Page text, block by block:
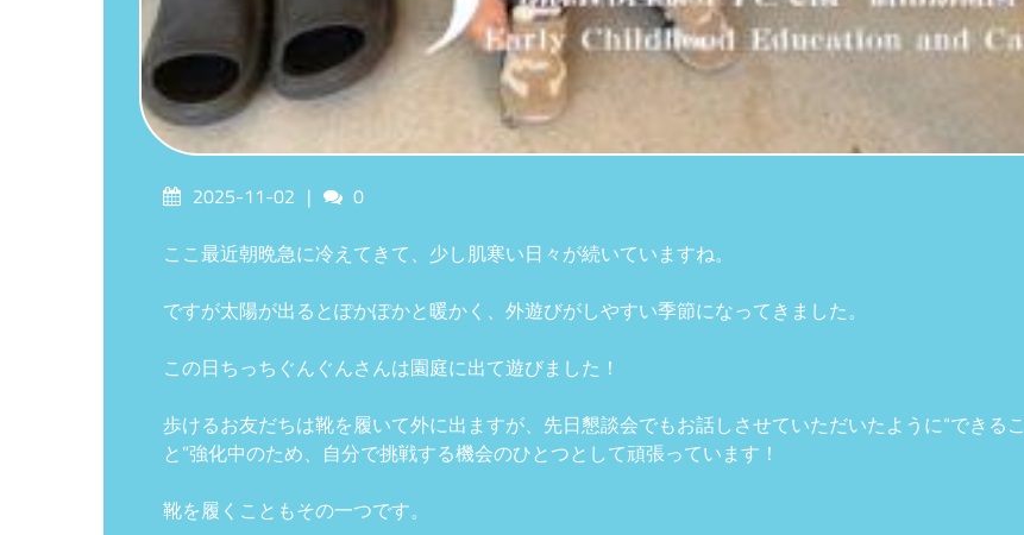
Posted2025-11-02 Comments
0
ここ最近朝晩急に冷えてきて、少し肌寒い日々が続いていますね。
ですが太陽が出るとぽかぽかと暖かく、外遊びがしやすい季節になってきました。
この日ちっちぐんぐんさんは園庭に出て遊びました！
歩けるお友だちは靴を履いて外に出ますが、先日懇談会でもお話しさせていただいたように“できるこ
と”強化中のため、自分で挑戦する機会のひとつとして頑張っています！
靴を履くこともその一つです。